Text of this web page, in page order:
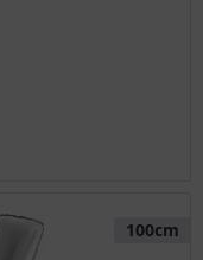
100cm